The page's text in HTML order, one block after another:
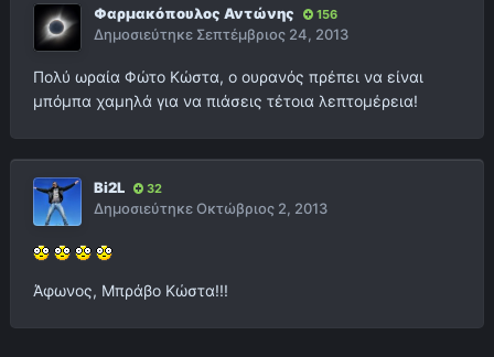
Φαρμακόπουλος Αντώνης 156
Δημοσιεύτηκε Σεπτέμβριος 24, 2013
Πολύ ωραία Φώτο Κώστα, ο ουρανός πρέπει να είναι
μπόμπα χαμηλά για να πιάσεις τέτοια λεπτομέρεια!
Bi2L 32
ΔημοσιεύτηκεΟκτώβριος 2, 2013
Άφωνος, Μπράβο Κώστα!!!